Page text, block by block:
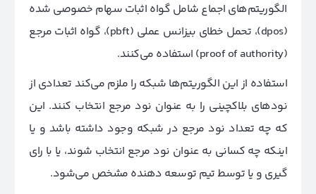
الگوریتم‌های اجماع شامل گواه اثبات سهام خصوصی شده
(dpos)، تحمل خطای بیزانس عملی (pbft)، گواه اثبات مرجع
(proof of authority) استفاده می‌کنند.
استفاده از این الگوریتم‌ها شبکه را ملزم می‌کند تعدادی از
نودهای بلاکچینی را به عنوان نود مرجع انتخاب کنند. این
که چه تعداد نود مرجع در شبکه وجود داشته باشد و یا
اینکه چه کسانی به عنوان نود مرجع انتخاب شوند، یا با رای
گیری و یا توسط تیم توسعه دهنده مشخص می‌شود.